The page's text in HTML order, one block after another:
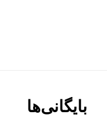
بایگانی‌ها